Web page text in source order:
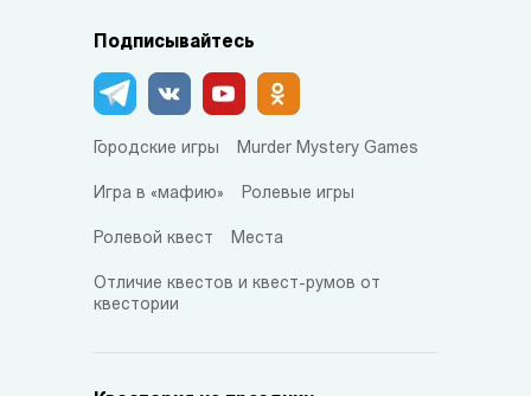
Подписывайтесь
Городские игры Murder Mystery Games
Игра в «мафию» Ролевые игры
Ролевой квест Места
Отличие квестов и квест-румов от
квестории